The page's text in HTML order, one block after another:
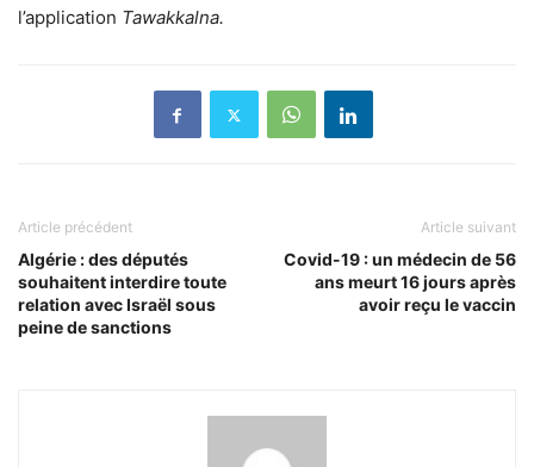
l’application Tawakkalna.
Article précédent
Algérie : des députés
souhaitent interdire toute
relation avec Israël sous
peine de sanctions
Article suivant
Covid-19 : un médecin de 56
ans meurt 16 jours après
avoir reçu le vaccin